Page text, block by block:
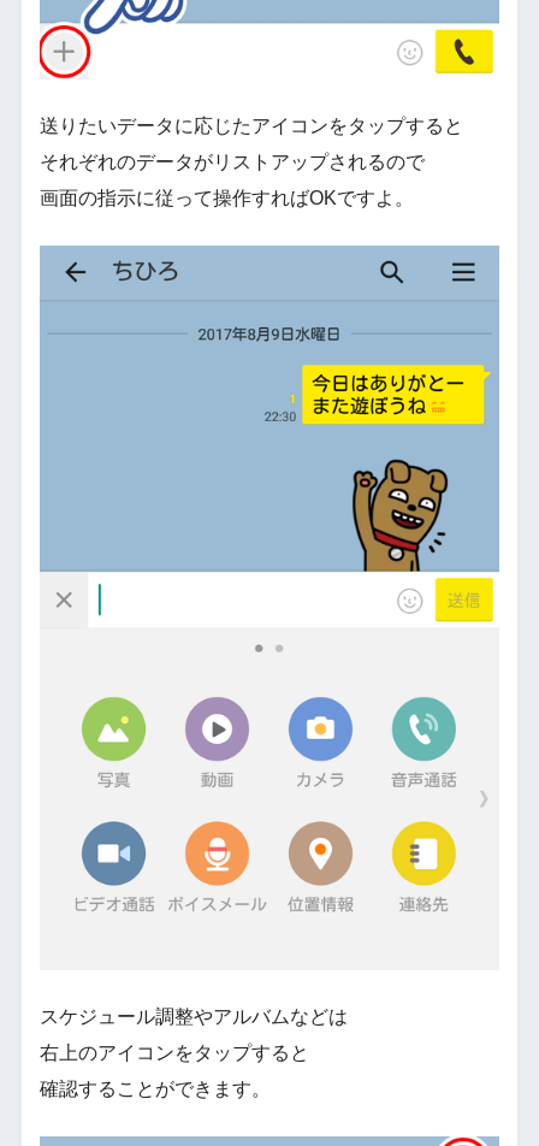
送りたいデータに応じたアイコンをタップすると
それぞれのデータがリストアップされるので
画面の指示に従って操作すればOKですよ。
スケジュール調整やアルバムなどは
右上のアイコンをタップすると
確認することができます。